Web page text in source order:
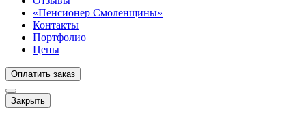
«Пенсионер Смоленщины»
Контакты
Портфолио
Цены
Оплатить заказ
Закрыть